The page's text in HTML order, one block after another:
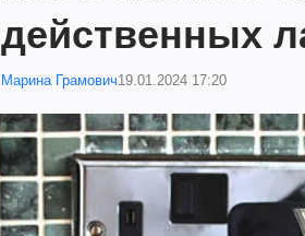
действенных
Марина Грамович19.01.2024 17:20